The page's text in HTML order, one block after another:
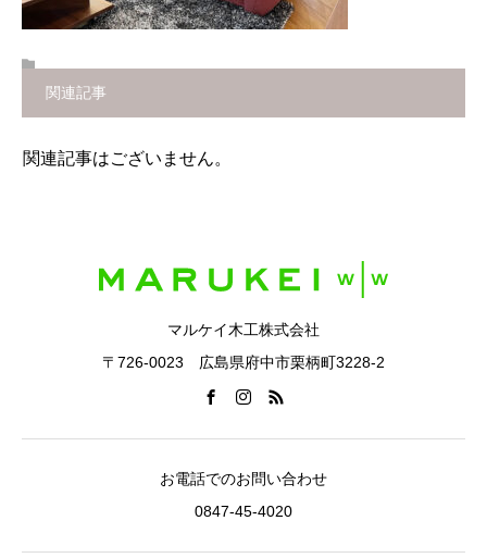
関連記事
関連記事はございません。
マルケイ木工株式会社
〒726-0023 広島県府中市栗柄町3228-2
お電話でのお問い合わせ
0847-45-4020